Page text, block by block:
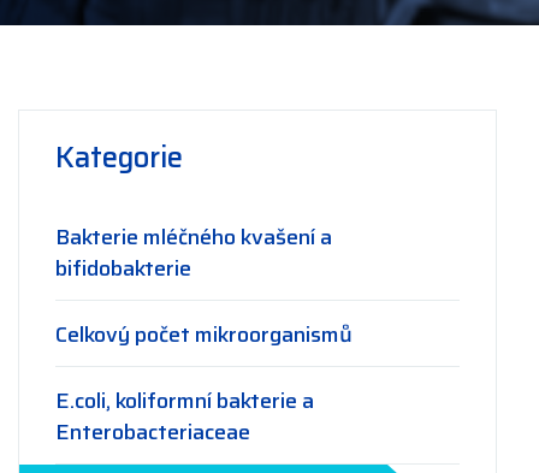
Kategorie
Bakterie mléčného kvašení a
bifidobakterie
Celkový počet mikroorganismů
E.coli, koliformní bakterie a
Enterobacteriaceae